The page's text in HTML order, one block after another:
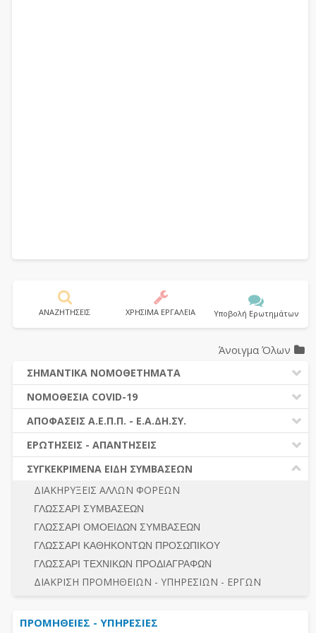
ΑΝΑΖΗΤΗΣΕΙΣ ΧΡΗΣΙΜΑ ΕΡΓΑΛΕΙΑ Υποβολή Ερωτημάτων
Άνοιγμα Όλων
ΣΗΜΑΝΤΙΚΑ ΝΟΜΟΘΕΤΗΜΑΤΑ
ΔΗΜΟΣΙΕΣ ΣΥΜΒΑΣΕΙΣ (Ν. 4412/2016)
ΔΗΜΟΤΙΚΟΣ ΚΩΔΙΚΑΣ (Ν.3463/2006)
ΚΑΛΛΙΚΡΑΤΗΣ (Ν.3852/2010)
ΝΟΜΟΘΕΣΙΑ - ΝΟΜΟΛΟΓΙΑ (ΣΥΝΟΛΟ)
ΝΟΜΟΘΕΣΙΑ COVID-19
ΝΟΜΟΘΕΣΙΑ - ΝΟΜΟΛΟΓΙΑ COVID -19
ΕΡΩΤΗΣΕΙΣ - ΑΠΑΝΤΗΣΕΙΣ
ΑΠΟΦΑΣΕΙΣ Α.Ε.Π.Π. - Ε.Α.ΔΗ.ΣΥ.
ΠΡΟΔΙΚΑΣΤΙΚΗ ΠΡΟΣΦΥΓΗ
ΓΕΝΙΚΟΙ ΚΑΝΟΝΕΣ
ΔΙΚΑΙΟΥΜΕΝΟΙ ΣΥΜΜΕΤΟΧΗΣ
ΠΡΟΣΦΟΡΕΣ – ΔΙΚΑΙΟΛΟΓΗΤΙΚΑ ΣΥΜΜΕΤΟΧΗΣ
ΔΙΕΞΑΓΩΓΗ ΔΙΑΔΙΚΑΣΙΑΣ
ΕΣΗΔΗΣ – ΚΗΜΔΗΣ
ΠΕΡΙΛΗΨΕΙΣ ΑΠΟΦΑΣΕΩΝ Α.Ε.Π.Π. - Ε.Α.ΔΗ.ΣΥ.
ΣΥΝΟΛΟ
ΕΡΩΤΗΣΕΙΣ - ΑΠΑΝΤΗΣΕΙΣ
Ν. 4782/2021 - ΤΡΟΠΟΠΟΙΗΣΗ 4412/2016
ΔΙΕΞΑΓΩΓΗ ΔΙΑΔΙΚΑΣΙΑΣ
ΔΙΑΔΙΚΑΣΙΕΣ ΑΝΑΘΕΣΗΣ
ΓΕΝΙΚΟΙ ΚΑΝΟΝΕΣ
ΠΡΟΕΤΟΙΜΑΣΙΑ - ΔΗΜΟΣΙΟΤΗΤΑ
ΛΟΓΟΙ ΑΠΟΚΛΕΙΣΜΟΥ-ΔΙΚΑΙΟΥΜΕΝΟΙ ΣΥΜΜΕΤΟΧΗΣ
ΠΡΟΣΦΟΡΕΣ - ΔΙΚΑΙΟΛΟΓΗΤΙΚΑ ΣΥΜΜΕΤΟΧΗΣ
ΣΥΓΚΕΚΡΙΜΕΝΑ ΕΙΔΗ ΣΥΜΒΑΣΕΩΝ
ΔΙΑΚΗΡΥΞΕΙΣ ΑΛΛΩΝ ΦΟΡΕΩΝ
ΓΛΩΣΣΑΡΙ ΣΥΜΒΑΣΕΩΝ
ΓΛΩΣΣΑΡΙ ΟΜΟΕΙΔΩΝ ΣΥΜΒΑΣΕΩΝ
ΓΛΩΣΣΑΡΙ ΚΑΘΗΚΟΝΤΩΝ ΠΡΟΣΩΠΙΚΟΥ
ΓΛΩΣΣΑΡΙ ΤΕΧΝΙΚΩΝ ΠΡΟΔΙΑΓΡΑΦΩΝ
ΔΙΑΚΡΙΣΗ ΠΡΟΜΗΘΕΙΩΝ - ΥΠΗΡΕΣΙΩΝ - ΕΡΓΩΝ
ΠΡΟΜΗΘΕΙΕΣ - ΥΠΗΡΕΣΙΕΣ